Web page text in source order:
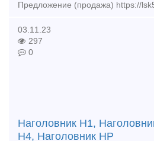
03.11.23
297
0
Наголовник Н1,
Н4, Наголовник НР